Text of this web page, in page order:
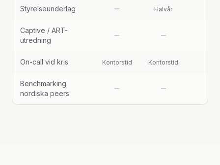
Styrelseunderlag Halvår
Captive / ART-
utredning
On-call vid kris Kontorstid Kontorstid
Benchmarking
nordiska peers